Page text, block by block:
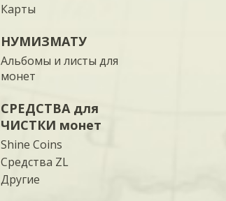
Карты
НУМИЗМАТУ
Альбомы и листы для
монет
СРЕДСТВА для
ЧИСТКИ монет
Shine Coins
Средства ZL
Другие